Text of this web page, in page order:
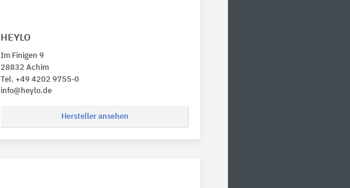
HEYLO
Im Finigen 9
28832 Achim
Tel. +49 4202 9755-0
info@heylo.de
Hersteller ansehen